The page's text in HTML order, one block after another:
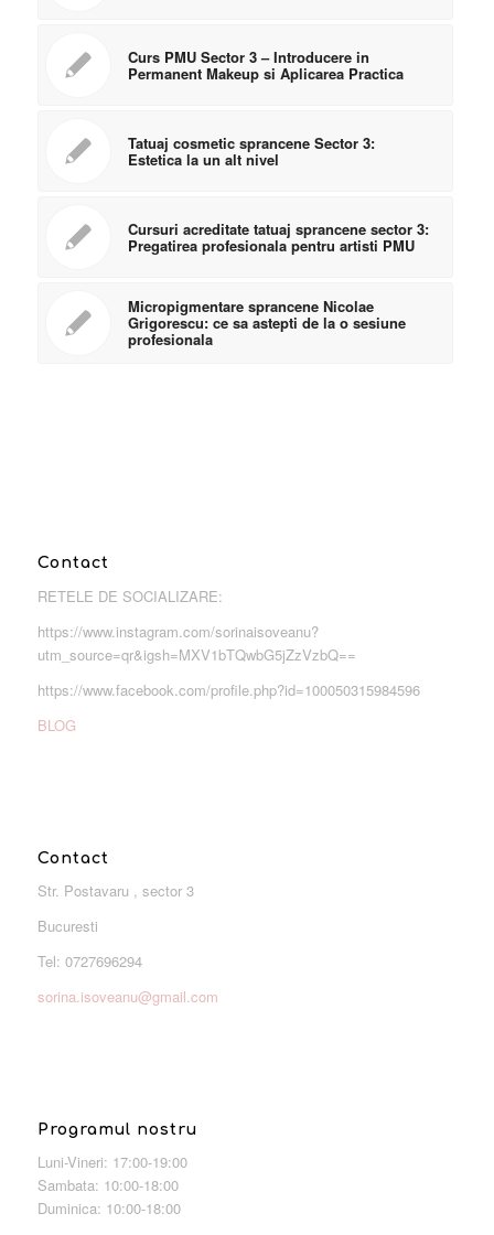
Curs PMU Sector 3 – Introducere in
Permanent Makeup si Aplicarea Practica
Tatuaj cosmetic sprancene Sector 3:
Estetica la un alt nivel
Cursuri acreditate tatuaj sprancene sector 3:
Pregatirea profesionala pentru artisti PMU
Micropigmentare sprancene Nicolae
Grigorescu: ce sa astepti de la o sesiune
profesionala
Contact
RETELE DE SOCIALIZARE:
https://www.instagram.com/sorinaisoveanu?
utm_source=qr&igsh=MXV1bTQwbG5jZzVzbQ==
https://www.facebook.com/profile.php?id=100050315984596
BLOG
Contact
Str. Postavaru , sector 3
Bucuresti
Tel: 0727696294
sorina.isoveanu@gmail.com
Programul nostru
Luni-Vineri: 17:00-19:00
Sambata: 10:00-18:00
Duminica: 10:00-18:00